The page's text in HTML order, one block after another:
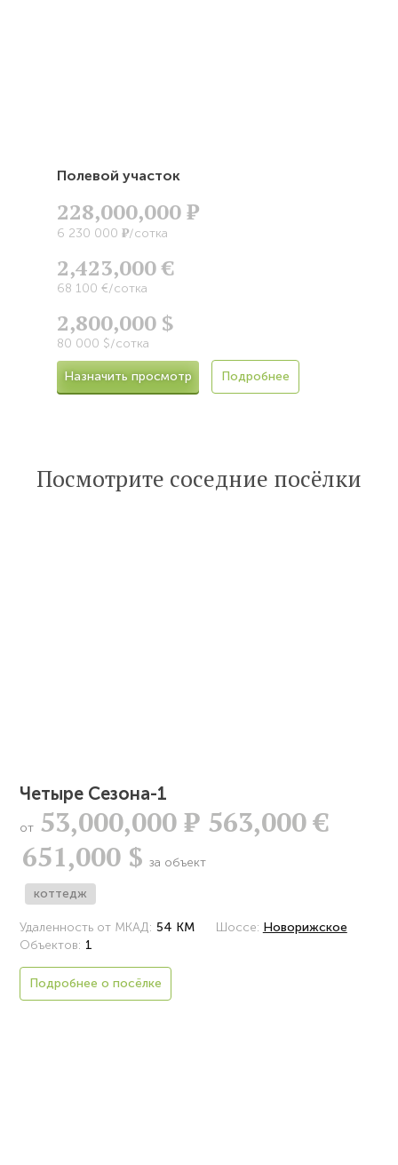
Полевой участок
228,000,000Р
6 230 000 Р/сотка
2,423,000 €
68 100 €/сотка
2,800,000 $
80 000 $/сотка
Назначить просмотр Подробнее
Посмотрите соседние посёлки
Четыре Сезона-1
от 53,000,000Р 563,000 €
651,000 $ за объект
коттедж
Удаленность от МКАД: 54 КМ Шоссе: Новорижское
Объектов: 1
Подробнее о посёлке